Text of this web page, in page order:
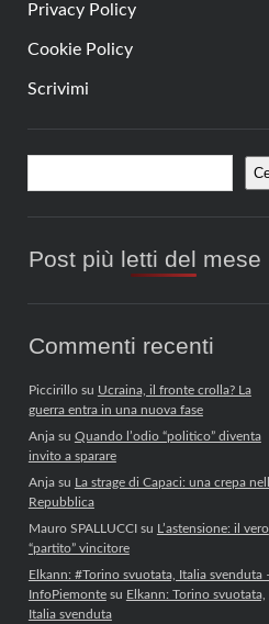
Privacy Policy
Cookie Policy
Scrivimi
Barra
laterale
Post più letti del mese
Commenti recenti
Piccirillosu Ucraina, il fronte crolla? La
guerra entra in una nuova fase
Anjasu Quando l’odio “politico” diventa
invito a sparare
Anjasu La strage di Capaci: una crepa
Repubblica
Mauro SPALLUCCIsu L’astensione: il vero
“partito” vincitore
Elkann: #Torino svuotata, Italia svenduta
InfoPiemontesu Elkann: Torino svuotata,
Italia svenduta